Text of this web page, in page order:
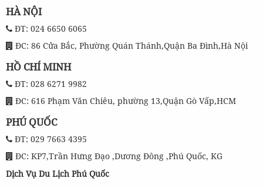
HÀ NỘI
ĐT: 024 6650 6065
ĐC: 86 Cửa Bắc, Phường Quán Thánh,Quận Ba Đình,Hà Nội
HỒ CHÍ MINH
ĐT: 028 6271 9982
ĐC: 616 Phạm Văn Chiêu, phường 13,Quận Gò Vấp,HCM
PHÚ QUỐC
ĐT: 029 7663 4395
ĐC: KP7,Trần Hưng Đạo ,Dương Đông ,Phú Quốc, KG
Dịch Vụ Du Lịch Phú Quốc